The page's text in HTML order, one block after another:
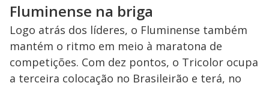
Fluminense na briga
Logo atrás dos líderes, o Fluminense também
mantém o ritmo em meio à maratona de
competições. Com dez pontos, o Tricolor ocupa
a terceira colocação no Brasileirão e terá, no